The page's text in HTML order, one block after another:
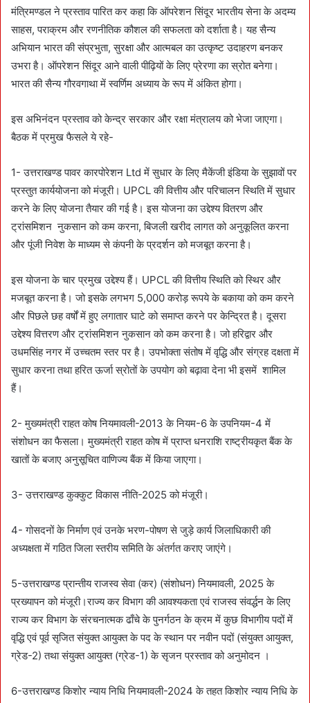
मंत्रिमण्डल ने प्रस्ताव पारित कर कहा कि ऑपरेशन सिंदूर भारतीय सेना के अदम्य
साहस, पराक्रम और रणनीतिक कौशल की सफलता को दर्शाता है। यह सैन्य
अभियान भारत की संप्रभुता, सुरक्षा और आत्मबल का उत्कृष्ट उदाहरण बनकर
उभरा है। ऑपरेशन सिंदूर आने वाली पीढ़ियों के लिए प्रेरणा का स्रोत बनेगा।
भारत की सैन्य गौरवगाथा में स्वर्णिम अध्याय के रूप में अंकित होगा।
इस अभिनंदन प्रस्ताव को केन्द्र सरकार और रक्षा मंत्रालय को भेजा जाएगा।
बैठक में प्रमुख फैसले ये रहे-
1- उत्तराखण्ड पावर कारपोरेशन Ltd में सुधार के लिए मैकेंजी इंडिया के सुझावों पर
प्रस्तुत कार्ययोजना को मंजूरी। UPCL की वित्तीय और परिचालन स्थिति में सुधार
करने के लिए योजना तैयार की गई है। इस योजना का उद्देश्य वितरण और
ट्रांसमिशन नुकसान को कम करना, बिजली खरीद लागत को अनुकूलित करना
और पूंजी निवेश के माध्यम से कंपनी के प्रदर्शन को मजबूत करना है।
इस योजना के चार प्रमुख उद्देश्य हैं। UPCL की वित्तीय स्थिति को स्थिर और
मजबूत करना है। जो इसके लगभग 5,000 करोड़ रूपये के बकाया को कम करने
और पिछले छह वर्षों में हुए लगातार घाटे को समाप्त करने पर केन्द्रित है। दूसरा
उद्देश्य वित्तरण और ट्रांसमिशन नुकसान को कम करना है। जो हरिद्वार और
उधमसिंह नगर में उच्चतम स्तर पर है। उपभोक्ता संतोष में वृद्धि और संग्रह दक्षता में
सुधार करना तथा हरित ऊर्जा स्रोतों के उपयोग को बढ़ावा देना भी इसमें शामिल
हैं।
2- मुख्यमंत्री राहत कोष नियमावली-2013 के नियम-6 के उपनियम-4 में
संशोधन का फैसला। मुख्यमंत्री राहत कोष में प्राप्त धनराशि राष्ट्रीयकृत बैंक के
खातों के बजाए अनुसूचित वाणिज्य बैंक में किया जाएगा।
3- उत्तराखण्ड कुक्कुट विकास नीति-2025 को मंजूरी।
4- गोसदनों के निर्माण एवं उनके भरण-पोषण से जुड़े कार्य जिलाधिकारी की
अध्यक्षता में गठित जिला स्तरीय समिति के अंतर्गत कराए जाएंगे।
5-उत्तराखण्ड प्रान्तीय राजस्व सेवा (कर) (संशोधन) नियमावली, 2025 के
प्रख्यापन को मंजूरी।राज्य कर विभाग की आवश्यकता एवं राजस्व संवर्द्धन के लिए
राज्य कर विभाग के संरचनात्मक ढाँचे के पुनर्गठन के क्रम में कुछ विभागीय पदों में
वृद्धि एवं पूर्व सृजित संयुक्त आयुक्त के पद के स्थान पर नवीन पदों (संयुक्त आयुक्त,
ग्रेड-2) तथा संयुक्त आयुक्त (ग्रेड-1) के सृजन प्रस्ताव को अनुमोदन ।
6-उत्तराखण्ड किशोर न्याय निधि नियमावली-2024 के तहत किशोर न्याय निधि के